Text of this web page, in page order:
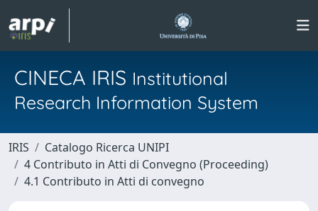
CINECA IRIS Institutional
Research Information System
IRIS
Catalogo Ricerca UNIPI
4 Contributo in Atti di Convegno (Proceeding)
4.1 Contributo in Atti di convegno